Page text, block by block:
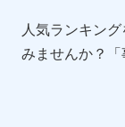
sompo.co.jp/)
東京海上ダイ
AIG損害保険
人気ランキン
みませんか？